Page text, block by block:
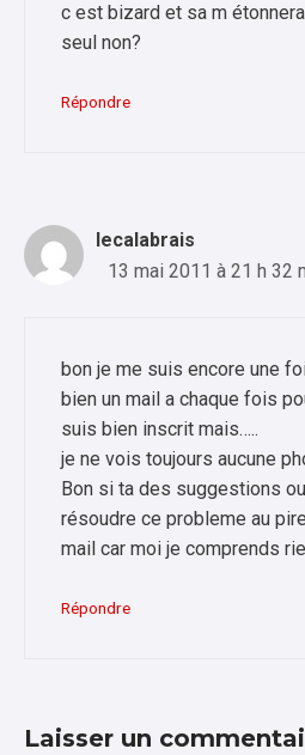
c est bizard et sa m
seul non?
Répondre
lecalabrais
13 mai 2011 à 21 h 32
bon je me suis encore une
bien un mail a chaque fois
suis bien inscrit mais…..
je ne vois toujours aucune
Bon si ta des suggestions
résoudre ce probleme au
mail car moi je comprends
Répondre
Laisser un